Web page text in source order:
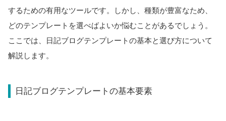
するための有用なツールです。しかし、種類が豊富なため、
どのテンプレートを選べばよいか悩むことがあるでしょう。
ここでは、日記ブログテンプレートの基本と選び方について
解説します。
日記ブログテンプレートの基本要素